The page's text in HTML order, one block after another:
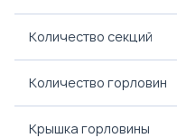
Количество секций
Количество горловин
Крышка горловины